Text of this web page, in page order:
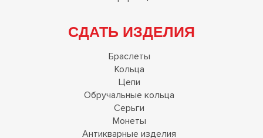
СДАТЬ ИЗДЕЛИЯ
Браслеты
Кольца
Цепи
Обручальные кольца
Серьги
Монеты
Антикварные изделия